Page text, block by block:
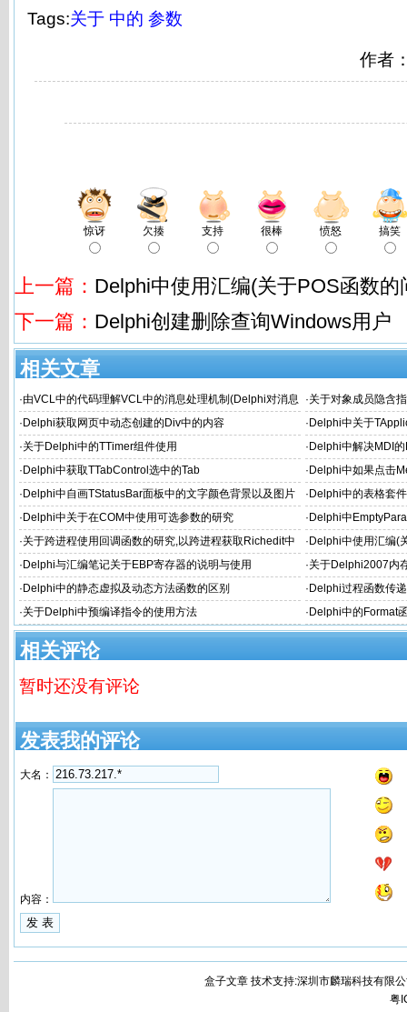
Tags:关于 中的 参数
作者
惊讶 欠揍 支持 很棒 愤怒 搞笑
上一篇： Delphi中使用汇编(关于POS函数的
下一篇： Delphi创建删除查询Windows用户
相关文章
·由VCL中的代码理解VCL中的消息处理机制(Delphi对消息
机的封装)
·关于对象成员隐含
· Delphi获取网页中动态创建的Div中的内容 · Delphi中关于
·关于Delphi中的TTimer组件使用 · Delphi中解决MDI
· Delphi中获取TTabControl选中的Tab · Delphi中如果点击
· Delphi中自画TStatusBar面板中的文字颜色背景以及图片 · Delphi中的表格套
· Delphi中关于在COM中使用可选参数的研究 · Delphi中
·关于跨进程使用回调函数的研究,以跨进程获取Richedit中
RTF流为例
· Delphi中使用汇编(
· Delphi与汇编笔记关于EBP寄存器的说明与使用 ·关于Delphi2007内
· Delphi中的静态虚拟及动态方法函数的区别 · Delphi过程函数传
·关于Delphi中预编译指令的使用方法 · Delphi中的Format
相关评论
暂时还没有评论
发表我的评论
大名：
内容：
盒子文章 技术支持:深圳市麟瑞科技有限
粤